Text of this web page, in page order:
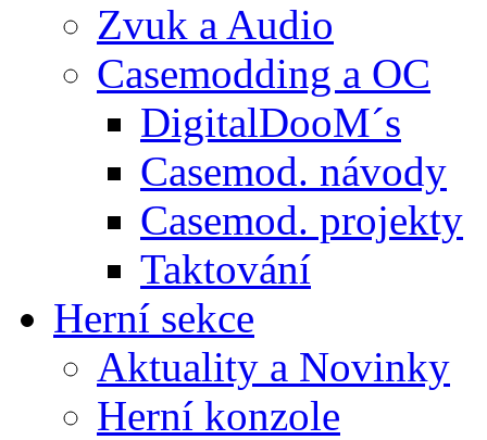
Zvuk a Audio
Casemodding a OC
DigitalDooM´s
Casemod. návody
Casemod. projekty
Taktování
Herní sekce
Aktuality a Novinky
Herní konzole